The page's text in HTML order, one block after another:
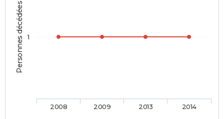
Personnes décédées
2008 2009 2013 2014
1